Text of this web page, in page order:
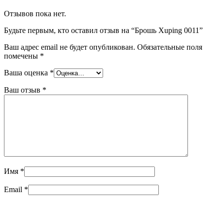
Отзывов пока нет.
Будьте первым, кто оставил отзыв на “Брошь Xuping 0011”
Ваш адрес email не будет опубликован. Обязательные поля
помечены *
Ваша оценка *
Ваш отзыв *
Имя *
Email *